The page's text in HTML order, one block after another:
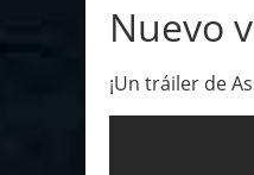
Nuevo
¡Un tráiler de